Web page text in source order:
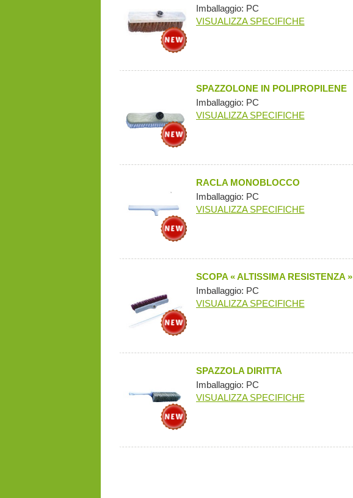
Imballaggio: PC
VISUALIZZA SPECIFICHE
SPAZZOLONE IN POLIPROPILENE
Imballaggio: PC
VISUALIZZA SPECIFICHE
RACLA MONOBLOCCO
Imballaggio: PC
VISUALIZZA SPECIFICHE
SCOPA « ALTISSIMA RESISTENZA »
Imballaggio: PC
VISUALIZZA SPECIFICHE
SPAZZOLA DIRITTA
Imballaggio: PC
VISUALIZZA SPECIFICHE